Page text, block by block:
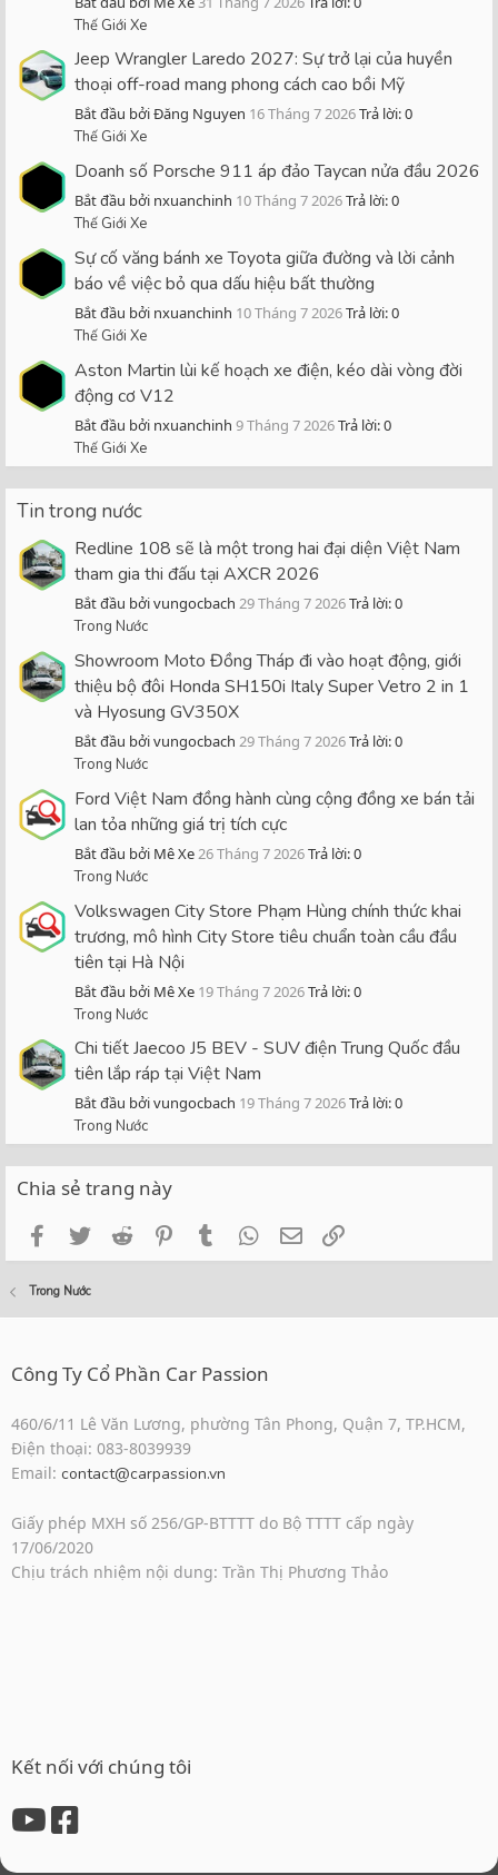
Thế Giới Xe
Jeep Wrangler Laredo 2027: Sự trở lại của huyền
thoại off-road mang phong cách cao bồi Mỹ
Bắt đầu bởi Đăng Nguyen 16 Tháng 7 2026Trả lời: 0
Thế Giới Xe
Doanh số Porsche 911 áp đảo Taycan nửa đầu 2026
Bắt đầu bởi nxuanchinh 10 Tháng 7 2026Trả lời: 0
Thế Giới Xe
Sự cố văng bánh xe Toyota giữa đường và lời cảnh
báo về việc bỏ qua dấu hiệu bất thường
Bắt đầu bởi nxuanchinh 10 Tháng 7 2026Trả lời: 0
Thế Giới Xe
Aston Martin lùi kế hoạch xe điện, kéo dài vòng đời
động cơ V12
Bắt đầu bởi nxuanchinh 9 Tháng 7 2026Trả lời: 0
Thế Giới Xe
Tin trong nước
Redline 108 sẽ là một trong hai đại diện Việt Nam
tham gia thi đấu tại AXCR 2026
Bắt đầu bởi vungocbach 29 Tháng 7 2026Trả lời: 0
Trong Nước
Showroom Moto Đồng Tháp đi vào hoạt động, giới
thiệu bộ đôi Honda SH150i Italy Super Vetro 2 in 1
và Hyosung GV350X
Bắt đầu bởi vungocbach 29 Tháng 7 2026Trả lời: 0
Trong Nước
Ford Việt Nam đồng hành cùng cộng đồng xe bán tải
lan tỏa những giá trị tích cực
Bắt đầu bởi Mê Xe26 Tháng 7 2026Trả lời: 0
Trong Nước
Volkswagen City Store Phạm Hùng chính thức khai
trương, mô hình City Store tiêu chuẩn toàn cầu đầu
tiên tại Hà Nội
Bắt đầu bởi Mê Xe 19 Tháng 7 2026Trả lời: 0
Trong Nước
Chi tiết Jaecoo J5 BEV - SUV điện Trung Quốc đầu
tiên lắp ráp tại Việt Nam
Bắt đầu bởi vungocbach 19 Tháng 7 2026Trả lời: 0
Trong Nước
Chia sẻ trang này
FacebookTwitterReddit PinterestTumblrWhatsApp
Email
Trong Nước
Công Ty Cổ Phần Car Passion
460/6/11 Lê Văn Lương, phường Tân Phong, Quận 7, TP.HCM,
Điện thoại: 083-8039939
Email: contact@carpassion.vn
Giấy phép MXH số 256/GP-BTTTT do Bộ TTTT cấp ngày
17/06/2020
Chịu trách nhiệm nội dung: Trần Thị Phương Thảo
Kết nối với chúng tôi